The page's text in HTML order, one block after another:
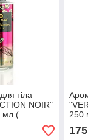
тіла
NOIR"
мл (
PURE
250
175